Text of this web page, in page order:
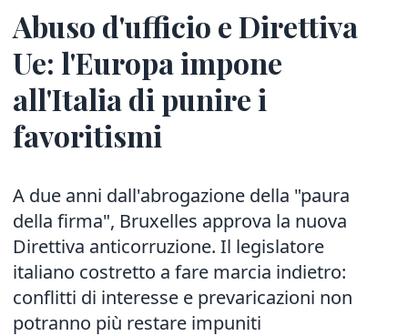
Abuso d'ufficio e Direttiva
Ue: l'Europa impone
all'Italia di punire i
favoritismi
A due anni dall'abrogazione della "paura
della firma", Bruxelles approva la nuova
Direttiva anticorruzione. Il legislatore
italiano costretto a fare marcia indietro:
conflitti di interesse e prevaricazioni non
potranno più restare impuniti